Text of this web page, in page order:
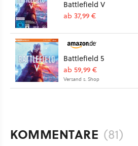
Battlefield V
ab 37,99 €
Battlefield 5
ab 59,99 €
Versand s. Shop
KOMMENTARE (81)